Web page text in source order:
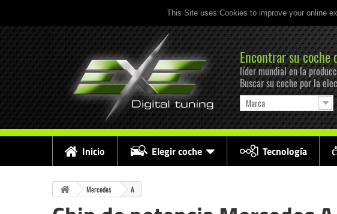
This Site uses Cookies to improve your online
Encontrar su coche
líder mundial en la
Buscar su coche por la
Marca
Inicio Elegir coche Tecnología
Mercedes A